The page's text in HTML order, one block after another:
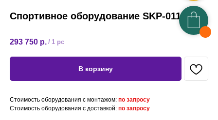
Спортивное оборудование SKP-011
293 750 р. / 1 pc
В корзину
Стоимость оборудования с монтажом: по запросу
Стоимость оборудования с доставкой: по запросу